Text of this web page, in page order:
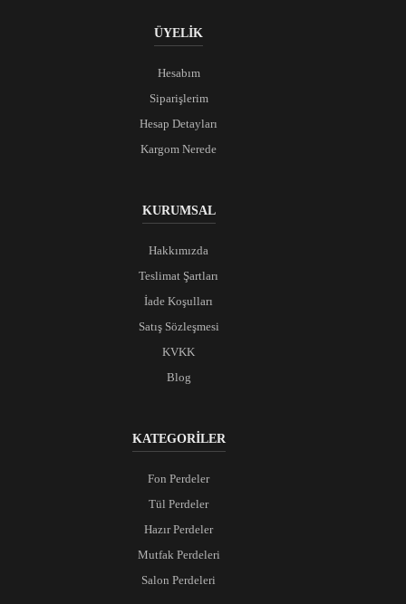
ÜYELİK
Hesabım
Siparişlerim
Hesap Detayları
Kargom Nerede
KURUMSAL
Hakkımızda
Teslimat Şartları
İade Koşulları
Satış Sözleşmesi
KVKK
Blog
KATEGORİLER
Fon Perdeler
Tül Perdeler
Hazır Perdeler
Mutfak Perdeleri
Salon Perdeleri